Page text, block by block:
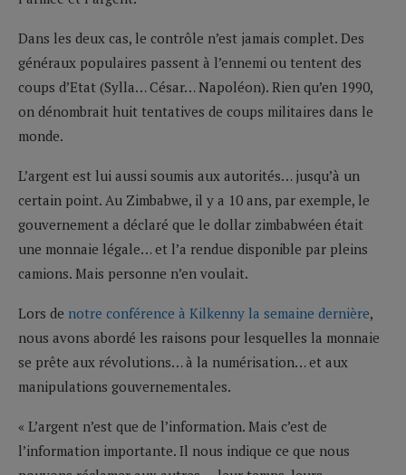
Dans les deux cas, le contrôle n’est jamais complet. Des
généraux populaires passent à l’ennemi ou tentent des
coups d’Etat (Sylla… César… Napoléon). Rien qu’en 1990,
on dénombrait huit tentatives de coups militaires dans le
monde.
L’argent est lui aussi soumis aux autorités… jusqu’à un
certain point. Au Zimbabwe, il y a 10 ans, par exemple, le
gouvernement a déclaré que le dollar zimbabwéen était
une monnaie légale… et l’a rendue disponible par pleins
camions. Mais personne n’en voulait.
Lors de notre conférence à Kilkenny la semaine dernière,
nous avons abordé les raisons pour lesquelles la monnaie
se prête aux révolutions… à la numérisation… et aux
manipulations gouvernementales.
« L’argent n’est que de l’information. Mais c’est de
l’information importante. Il nous indique ce que nous